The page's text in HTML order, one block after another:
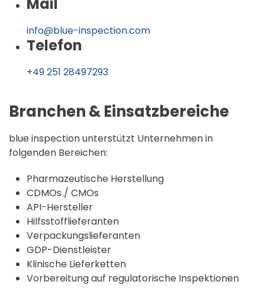
info@blue-inspection.com
Telefon
+49 251 28497293
Branchen & Einsatzbereiche
blue inspection unterstützt Unternehmen in
folgenden Bereichen:
Pharmazeutische Herstellung
CDMOs / CMOs
API-Hersteller
Hilfsstofflieferanten
Verpackungslieferanten
GDP-Dienstleister
Klinische Lieferketten
Vorbereitung auf regulatorische Inspektionen